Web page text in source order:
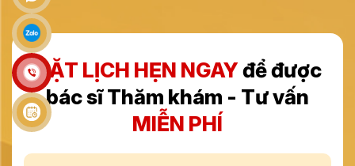
ĐẶT LỊCH HẸN NGAYđể được
bác sĩ Thăm khám - Tư vấn
MIỄN PHÍ